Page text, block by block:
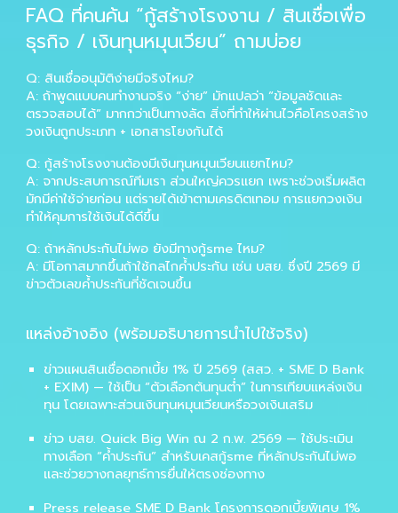
FAQ ที่คนค้น “กู้สร้างโรงงาน / สินเชื่อเพื่อ
ธุรกิจ / เงินทุนหมุนเวียน” ถามบ่อย
Q: สินเชื่ออนุมัติง่ายมีจริงไหม?
A: ถ้าพูดแบบคนทำงานจริง “ง่าย” มักแปลว่า “ข้อมูลชัดและ
ตรวจสอบได้” มากกว่าเป็นทางลัด สิ่งที่ทำให้ผ่านไวคือโครงสร้าง
วงเงินถูกประเภท + เอกสารโยงกันได้
Q: กู้สร้างโรงงานต้องมีเงินทุนหมุนเวียนแยกไหม?
A: จากประสบการณ์ทีมเรา ส่วนใหญ่ควรแยก เพราะช่วงเริ่มผลิต
มักมีค่าใช้จ่ายก่อน แต่รายได้เข้าตามเครดิตเทอม การแยกวงเงิน
ทำให้คุมการใช้เงินได้ดีขึ้น
Q: ถ้าหลักประกันไม่พอ ยังมีทางกู้sme ไหม?
A: มีโอกาสมากขึ้นถ้าใช้กลไกค้ำประกัน เช่น บสย. ซึ่งปี 2569 มี
ข่าวตัวเลขค้ำประกันที่ชัดเจนขึ้น
แหล่งอ้างอิง (พร้อมอธิบายการนำไปใช้จริง)
ข่าวแผนสินเชื่อดอกเบี้ย 1% ปี 2569 (สสว. + SME D Bank
+ EXIM) — ใช้เป็น “ตัวเลือกต้นทุนต่ำ” ในการเทียบแหล่งเงิน
ทุน โดยเฉพาะส่วนเงินทุนหมุนเวียนหรือวงเงินเสริม
ข่าว บสย. Quick Big Win ณ 2 ก.พ. 2569 — ใช้ประเมิน
ทางเลือก “ค้ำประกัน” สำหรับเคสกู้sme ที่หลักประกันไม่พอ
และช่วยวางกลยุทธ์การยื่นให้ตรงช่องทาง
Press release SME D Bank โครงการดอกเบี้ยพิเศษ 1%